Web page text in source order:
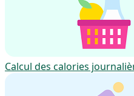
Calcul des calories